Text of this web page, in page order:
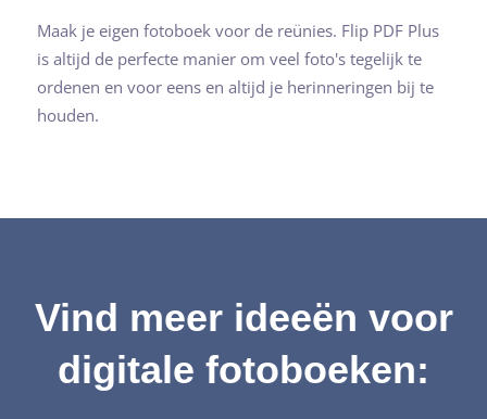
Maak je eigen fotoboek voor de reünies. Flip PDF Plus
is altijd de perfecte manier om veel foto's tegelijk te
ordenen en voor eens en altijd je herinneringen bij te
houden.
Vind meer ideeën voor
digitale fotoboeken: